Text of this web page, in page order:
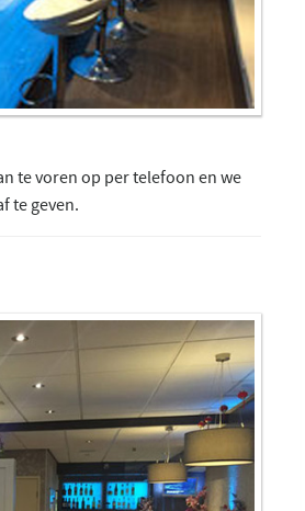
te voren op per telefoon en we
te geven.